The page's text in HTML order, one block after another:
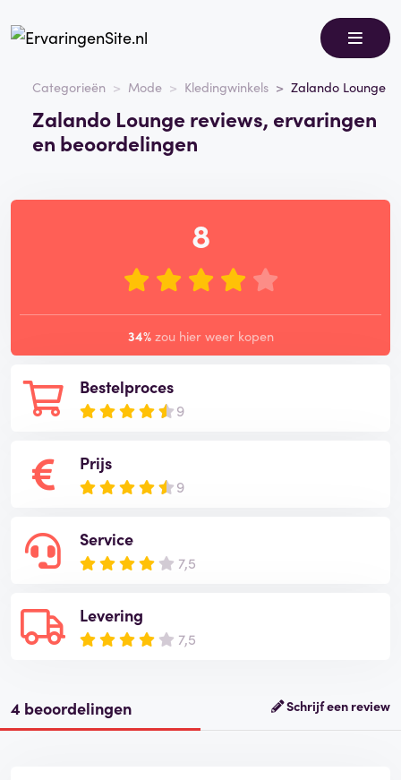
Categorieën Mode Kledingwinkels Zalando Lounge
Zalando Lounge reviews, ervaringen
en beoordelingen
Bestelproces
9
Prijs
9
Service
7,5
Levering
7,5
8
34% zou hier weer kopen
4 beoordelingen Schrijf een review